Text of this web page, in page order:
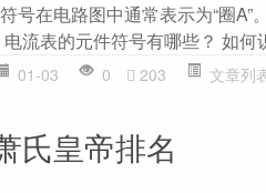
号在电路图中通常表示为“圈
流表的元件符号有哪些？ 如何
01-03 0 203 文章列
氏皇帝排名